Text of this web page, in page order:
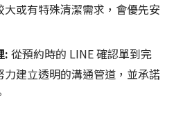
或有特殊清潔需求，會優先安
: 從預約時的 LINE 確認單到完
建立透明的溝通管道，並承諾